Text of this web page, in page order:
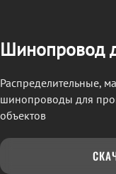
Шинопровод
Распределительные,
шинопроводы для
объектов